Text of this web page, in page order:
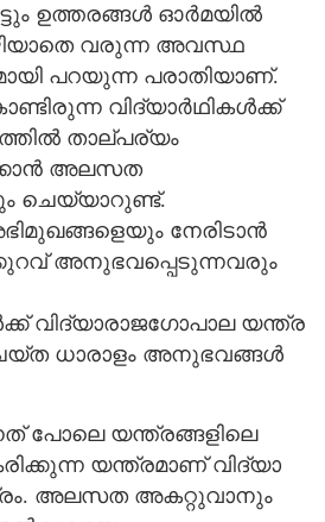
ഉത്തരങ്ങള്‍ ഓര്‍മയില്‍
വരുന്ന അവസ്ഥ
പറയുന്ന പരാതിയാണ്.
വിദ്യാര്‍ഥികള്‍ക്ക്
താല്പര്യം
അലസത
ചെയ്യാറുണ്ട്.
നേരിടാന്‍
അനുഭവപ്പെടുന്നവരും
വിദ്യാരാജഗോപാല യന്ത്ര
ധാരാളം അനുഭവങ്ങള്‍
പോലെ യന്ത്രങ്ങളിലെ
യന്ത്രമാണ് വിദ്യാ
അലസത അകറ്റുവാനും